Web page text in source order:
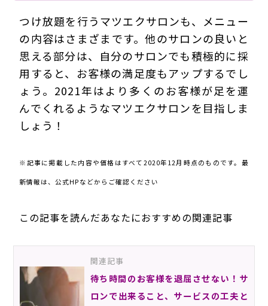
つけ放題を行うマツエクサロンも、メニュー
の内容はさまざまです。他のサロンの良いと
思える部分は、自分のサロンでも積極的に採
用すると、お客様の満足度もアップするでし
ょう。2021年はより多くのお客様が足を運
んでくれるようなマツエクサロンを目指しま
しょう！
※記事に掲載した内容や価格はすべて2020年12月時点のものです。最
新情報は、公式HPなどからご確認ください
この記事を読んだあなたにおすすめの関連記事
関連記事
待ち時間のお客様を退屈させない！サ
ロンで出来ること、サービスの工夫と